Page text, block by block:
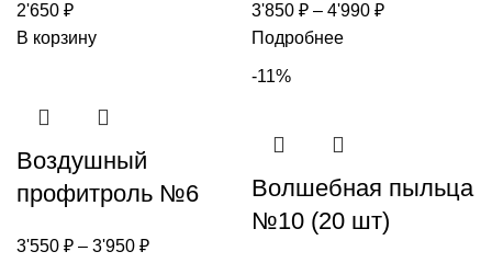
2'650 ₽
В корзину
3'850 ₽ – 4'990 ₽
Подробнее
Воздушный
профитроль №6
3'550 ₽ – 3'950 ₽
-11%
Волшебная пыльца
№10 (20 шт)